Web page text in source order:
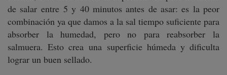
de salar entre 5 y 40 minutos antes de asar: es la peor
combinación ya que damos a la sal tiempo suficiente para
absorber la humedad, pero no para reabsorber la
salmuera. Esto crea una superficie húmeda y dificulta
lograr un buen sellado.